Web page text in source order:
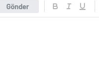
Gönder